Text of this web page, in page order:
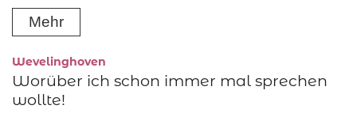
Mehr
Wevelinghoven
Worüber ich schon immer mal sprechen
wollte!